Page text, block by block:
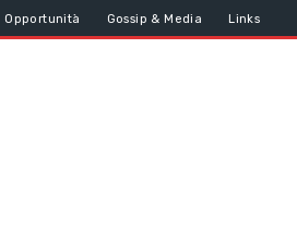
Opportunità Gossip & Media Links